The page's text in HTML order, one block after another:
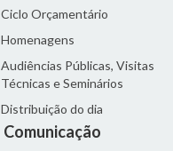
Ciclo Orçamentário
Homenagens
Audiências Públicas, Visitas
Técnicas e Seminários
Distribuição do dia
Comunicação